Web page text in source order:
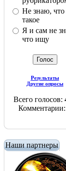
Не знаю, что
такое
Я и сам не
что ищу
Результаты
Другие опросы
Всего голосов:
Комментарии:
Наши партнеры